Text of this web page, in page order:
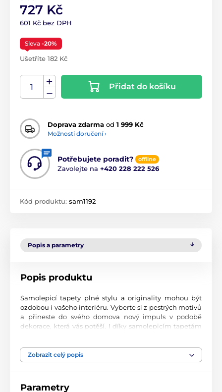
727 Kč
601 Kč bez DPH
Sleva -20%
Ušetříte 182 Kč
Přidat do košíku
Doprava zdarma od 1 999 Kč
Možnosti doručení ›
Potřebujete poradit? offline
Zavolejte na +420 228 222 526
Kód produktu: sam1192
Popis a parametry
Popis produktu
Samolepicí tapety plné stylu a originality mohou být
ozdobou i vašeho interiéru. Vyberte si z pestrých motivů
a přineste do svého domova nový impuls v podobě
dekorace, která vás potěší. I díky samolepicím tapetám
Perfektní tiskové zpracování
materiál s jemným povrchem a matným vzhledem. Tisk
Zobrazit celý popis
Parametry